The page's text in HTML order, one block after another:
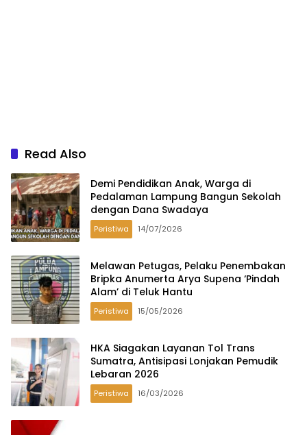
Read Also
Demi Pendidikan Anak, Warga di
Pedalaman Lampung Bangun Sekolah
dengan Dana Swadaya
Peristiwa 14/07/2026
Melawan Petugas, Pelaku Penembakan
Bripka Anumerta Arya Supena ‘Pindah
Alam’ di Teluk Hantu
Peristiwa 15/05/2026
HKA Siagakan Layanan Tol Trans
Sumatra, Antisipasi Lonjakan Pemudik
Lebaran 2026
Peristiwa 16/03/2026